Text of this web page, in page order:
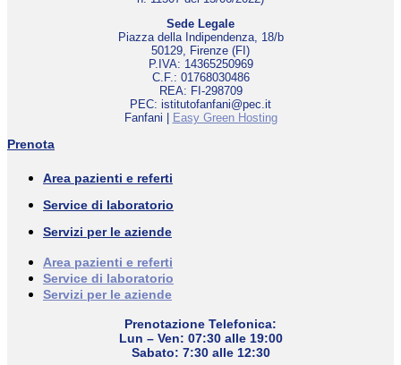
Sede Legale
Piazza della Indipendenza, 18/b
50129, Firenze (FI)
P.IVA: 14365250969
C.F.: 01768030486
REA: FI-298709
PEC: istitutofanfani@pec.it
Fanfani | Easy Green Hosting
Prenota
Area pazienti e referti
Service di laboratorio
Servizi per le aziende
Area pazienti e referti
Service di laboratorio
Servizi per le aziende
Prenotazione Telefonica:
Lun – Ven: 07:30 alle 19:00
Sabato: 7:30 alle 12:30